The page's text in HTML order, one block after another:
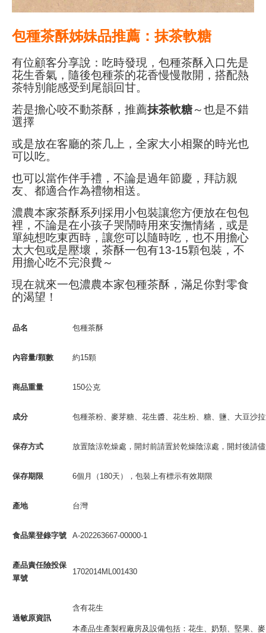
包種茶酥姊妹品推薦：抹茶軟糖
有位顧客分享說：吃時發現，包種茶酥入口先是
花生香氣，隨後包種茶的花香慢慢散開，搭配熱
茶特別能感受到尾韻回甘。
若是擔心咬不動茶酥，推薦抹茶軟糖～也是不錯
選擇
或是放在客廳的茶几上，全家大小相聚的時光也
可以吃。
也可以當作伴手禮，不論是過年節慶，拜訪親
友、都適合作為禮物相送。
濃農本家茶酥系列採用小包裝讓您方便放在包包
裡，不論是在小孩子哭鬧時用來安撫情緒，或是
單純想吃東西時，讓您可以隨時吃，也不用擔心
太大包或是壓壞，茶酥一包有13-15顆包裝，不
用擔心吃不完浪費～
現在就來一包濃農本家包種茶酥，滿足你對零食
的渴望！
品名 包種茶酥
內容量/顆數 約15顆
商品重量 150公克
成分 包種茶粉、麥芽糖、花生醬、花生粉、糖、鹽、大豆沙
保存方式 放置陰涼乾燥處，開封前請置於乾燥陰涼處，開封後請
保存期限 6個月（180天），包裝上有標示有效期限
產地 台灣
食品業登錄字號 A-202263667-00000-1
產品責任險投保
單號
1702014ML001430
過敏原資訊
含有花生
本產品生產製程廠房及設備包括：花生、奶類、堅果、麥